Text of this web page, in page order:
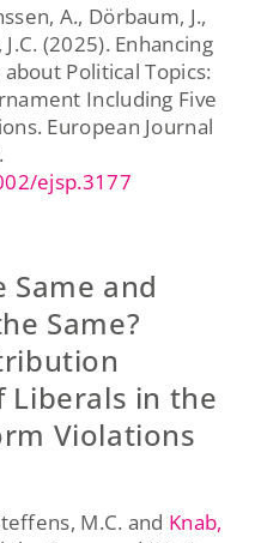
A., Dörbaum, J.,
(2025). Enhancing
Political Topics:
Including Five
European Journal
ejsp.3177
Same and
Same?
Liberals in the
Violations
M.C. and Knab,